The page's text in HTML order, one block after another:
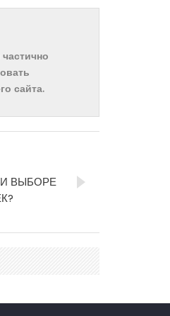
сайта.
ВЫБОРЕ